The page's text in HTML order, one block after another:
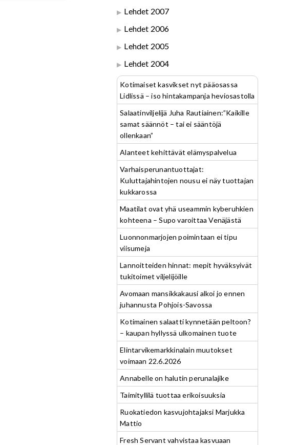
Lehdet 2007
Lehdet 2006
Lehdet 2005
Lehdet 2004
Kotimaiset kasvikset nyt pääosassa
Lidlissä – iso hintakampanja heviosastolla
Salaatinviljelijä Juha Rautiainen:”Kaikille
samat säännöt – tai ei sääntöjä
ollenkaan”
Alanteet kehittävät elämyspalvelua
Varhaisperunantuottajat:
Kuluttajahintojen nousu ei näy tuottajan
kukkarossa
Maatilat ovat yhä useammin kyberuhkien
kohteena – Supo varoittaa Venäjästä
Luonnonmarjojen poimintaan ei tipu
viisumeja
Lannoitteiden hinnat: mepit hyväksyivät
tukitoimet viljelijöille
Avomaan mansikkakausi alkoi jo ennen
juhannusta Pohjois-Savossa
Kotimainen salaatti kynnetään peltoon?
– kaupan hyllyssä ulkomainen tuote
Elintarvikemarkkinalain muutokset
voimaan 22.6.2026
Annabelle on halutin perunalajike
Taimityllilä tuottaa erikoisuuksia
Ruokatiedon kasvujohtajaksi Marjukka
Mattio
Fresh Servant vahvistaa kasvuaan